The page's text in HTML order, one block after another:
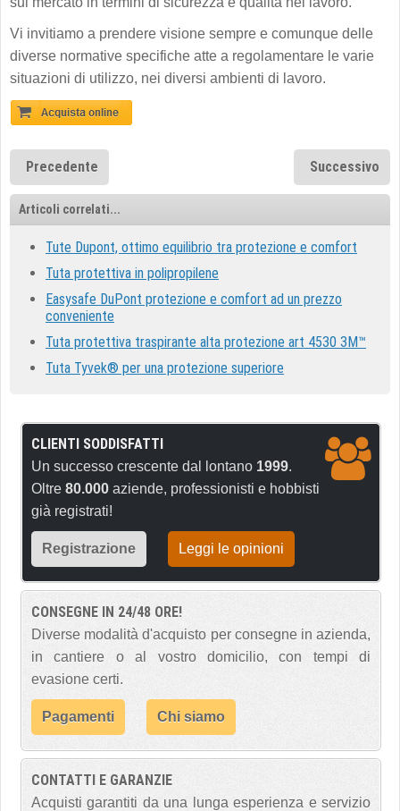
Vi invitiamo a prendere visione sempre e comunque delle
diverse normative specifiche atte a regolamentare le varie
situazioni di utilizzo, nei diversi ambienti di lavoro.
Precedente Successivo
Articoli correlati...
Tute Dupont, ottimo equilibrio tra protezione e comfort
Tuta protettiva in polipropilene
Easysafe DuPont protezione e comfort ad un prezzo
conveniente
Tuta protettiva traspirante alta protezione art 4530 3M™
Tuta Tyvek® per una protezione superiore
CLIENTI SODDISFATTI
Un successo crescente dal lontano 1999.
Oltre 80.000 aziende, professionisti e hobbisti
già registrati!
Registrazione Leggi le opinioni
CONSEGNE IN 24/48 ORE!
Diverse modalità d'acquisto per consegne in azienda,
in cantiere o al vostro domicilio, con tempi di
evasione certi.
Pagamenti Chi siamo
CONTATTI E GARANZIE
Acquisti garantiti da una lunga esperienza e servizio